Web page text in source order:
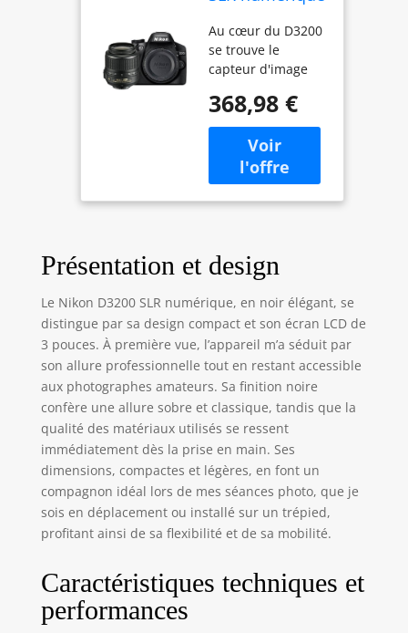
d'objectif VR II
18-55 mm -
Noir (24,2 MP)
LCD 3"
(renouvelé)
Au cœur du D3200
se trouve le
capteur d'image
format DX utilisant
24,2 mégapixels
effectifs pour des
images avec des
détails incroyables,
ainsi que la liberté
recadrer selon vos
préférences.
Utilise le moteur
de traitement
d'image EXPEED 3
à haute vitesse – le
même que celui
utilisé par
l'appareil photo
phare Nikon D4 –
transformant les
données
numériques en
images de qualité
supérieure avec
spectaculaires Le
368,98 €
Présentation et design
Le Nikon D3200 SLR numérique, en noir élégant, se
distingue par sa design compact et son écran LCD de
3 pouces. À première vue, l’appareil m’a séduit par
son allure professionnelle tout en restant accessible
aux photographes amateurs. Sa finition noire
confère une allure sobre et classique, tandis que la
qualité des matériaux utilisés se ressent
immédiatement dès la prise en main. Ses
dimensions, compactes et légères, en font un
compagnon idéal lors de mes séances photo, que je
sois en déplacement ou installé sur un trépied,
profitant ainsi de sa flexibilité et de sa mobilité.
Caractéristiques techniques et
performances